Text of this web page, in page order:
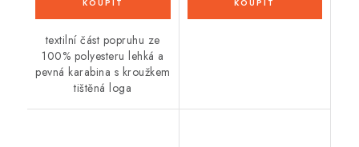
textilní část popruhu ze
100% polyesteru lehká a
pevná karabina s kroužkem
tištěná loga